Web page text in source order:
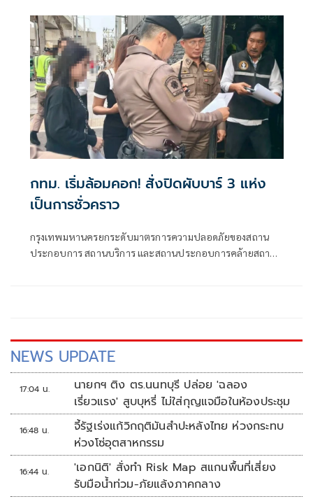
กทม. เริ่มล้อมคอก! สั่งปิดผับบาร์ 3 แห่ง
เป็นการชั่วคราว
กรุงเทพมหานครยกระดับมาตรการความปลอดภัยของสถาน
ประกอบการ สถานบริการ และสถานประกอบการคล้ายสถาน
NEWS UPDATE
17:04 น.
นายกฯ ติง ตร.นนทบุรี ปล่อย 'ฉลอง
เรี่ยวแรง' สูบบุหรี่ ไม่ใส่กุญแจมือในห้องประชุม
16:48 น.
จี้รัฐเร่งแก้วิกฤติมันสำปะหลังไทย ห่วงกระทบ
ห่วงโซ่อุตสาหกรรม
16:44 น.
'เอกนิติ' สั่งทำ Risk Map สแกนพื้นที่เสี่ยง
รับมือน้ำท่วม-ภัยแล้งภาคกลาง